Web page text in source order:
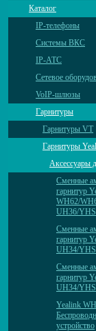
Каталог
IP-телефоны
Системы ВКС
IP-АТС
Сетевое
VoIP-шлюзы
Гарнитуры
Гарнитуры VT
Гарнитуры
Аксессуары
Сменные
гарнитур
WH62/
UH36/
Сменные
гарнитур
UH34/
Сменные
гарнитур
UH34/
Yealink
устройство